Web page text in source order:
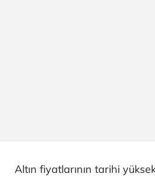
Altın fiyatlarının tarihi